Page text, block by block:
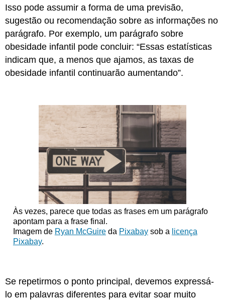
Isso pode assumir a forma de uma previsão,
sugestão ou recomendação sobre as informações no
parágrafo. Por exemplo, um parágrafo sobre
obesidade infantil pode concluir: “Essas estatísticas
indicam que, a menos que ajamos, as taxas de
obesidade infantil continuarão aumentando”.
Às vezes, parece que todas as frases em um parágrafo
apontam para a frase final.
Imagem de Ryan McGuireda Pixabaysob a licença
Pixabay.
Se repetirmos o ponto principal, devemos expressá-
lo em palavras diferentes para evitar soar muito